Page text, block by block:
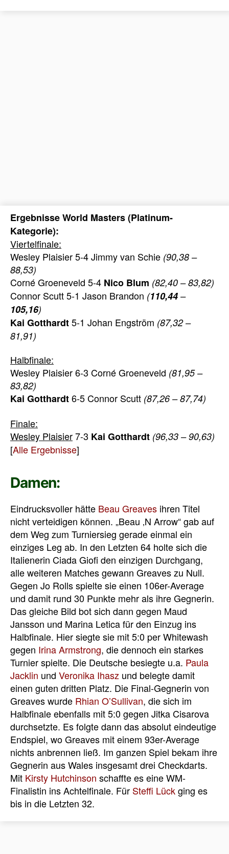
Ergebnisse World Masters (Platinum-
Kategorie):
Viertelfinale:
Wesley Plaisier 5-4 Jimmy van Schie (90,38 –
88,53)
Corné Groeneveld 5-4 Nico Blum (82,40 – 83,82)
Connor Scutt 5-1 Jason Brandon (110,44 –
105,16)
Kai Gotthardt5-1 Johan Engström (87,32 –
81,91)
Halbfinale:
Wesley Plaisier 6-3 Corné Groeneveld (81,95 –
83,82)
Kai Gotthardt6-5 Connor Scutt (87,26 – 87,74)
Finale:
Wesley Plaisier7-3 Kai Gotthardt (96,33 – 90,63)
[Alle Ergebnisse]
Damen:
Eindrucksvoller hätte Beau Greaves ihren Titel
nicht verteidigen können. „Beau ‚N Arrow“ gab auf
dem Weg zum Turniersieg gerade einmal ein
einziges Leg ab. In den Letzten 64 holte sich die
Italienerin Ciada Giofi den einzigen Durchgang,
alle weiteren Matches gewann Greaves zu Null.
Gegen Jo Rolls spielte sie einen 106er-Average
und damit rund 30 Punkte mehr als ihre Gegnerin.
Das gleiche Bild bot sich dann gegen Maud
Jansson und Marina Letica für den Einzug ins
Halbfinale. Hier siegte sie mit 5:0 per Whitewash
gegen Irina Armstrong, die dennoch ein starkes
Turnier spielte. Die Deutsche besiegte u.a. Paula
Jacklin und Veronika Ihasz und belegte damit
einen guten dritten Platz. Die Final-Gegnerin von
Greaves wurde Rhian O’Sullivan, die sich im
Halbfinale ebenfalls mit 5:0 gegen Jitka Cisarova
durchsetzte. Es folgte dann das absolut eindeutige
Endspiel, wo Greaves mit einem 93er-Average
nichts anbrennen ließ. Im ganzen Spiel bekam ihre
Gegnerin aus Wales insgesamt drei Checkdarts.
Mit Kirsty Hutchinson schaffte es eine WM-
Finalistin ins Achtelfinale. Für Steffi Lückging es
bis in die Letzten 32.